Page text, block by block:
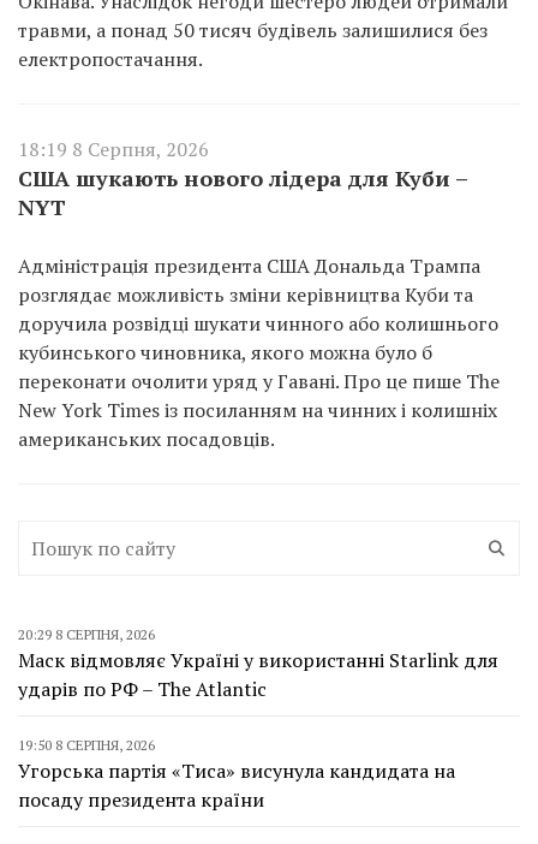
травми, а понад 50 тисяч будівель залишилися без
електропостачання.
18:19 8 Серпня, 2026
США шукають нового лідера для Куби –
NYT
Адміністрація президента США Дональда Трампа
розглядає можливість зміни керівництва Куби та
доручила розвідці шукати чинного або колишнього
кубинського чиновника, якого можна було б
переконати очолити уряд у Гавані. Про це пише The
New York Times із посиланням на чинних і колишніх
американських посадовців.
20:29 8 СЕРПНЯ, 2026
Маск відмовляє Україні у використанні Starlink для
ударів по РФ – The Atlantic
19:50 8 СЕРПНЯ, 2026
Угорська партія «Тиса» висунула кандидата на
посаду президента країни